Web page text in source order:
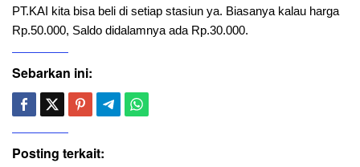
PT.KAI kita bisa beli di setiap stasiun ya. Biasanya kalau harga
Rp.50.000, Saldo didalamnya ada Rp.30.000.
Sebarkan ini:
Posting terkait: